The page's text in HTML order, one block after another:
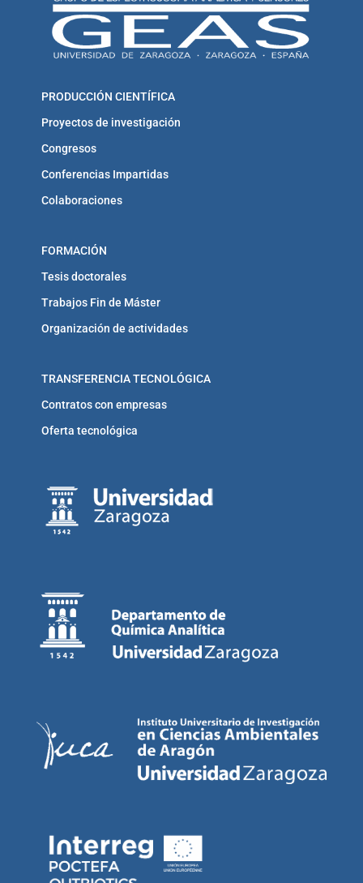
PRODUCCIÓN CIENTÍFICA
Proyectos de investigación
Congresos
Conferencias Impartidas
Colaboraciones
FORMACIÓN
Tesis doctorales
Trabajos Fin de Máster
Organización de actividades
TRANSFERENCIA TECNOLÓGICA
Contratos con empresas
Oferta tecnológica